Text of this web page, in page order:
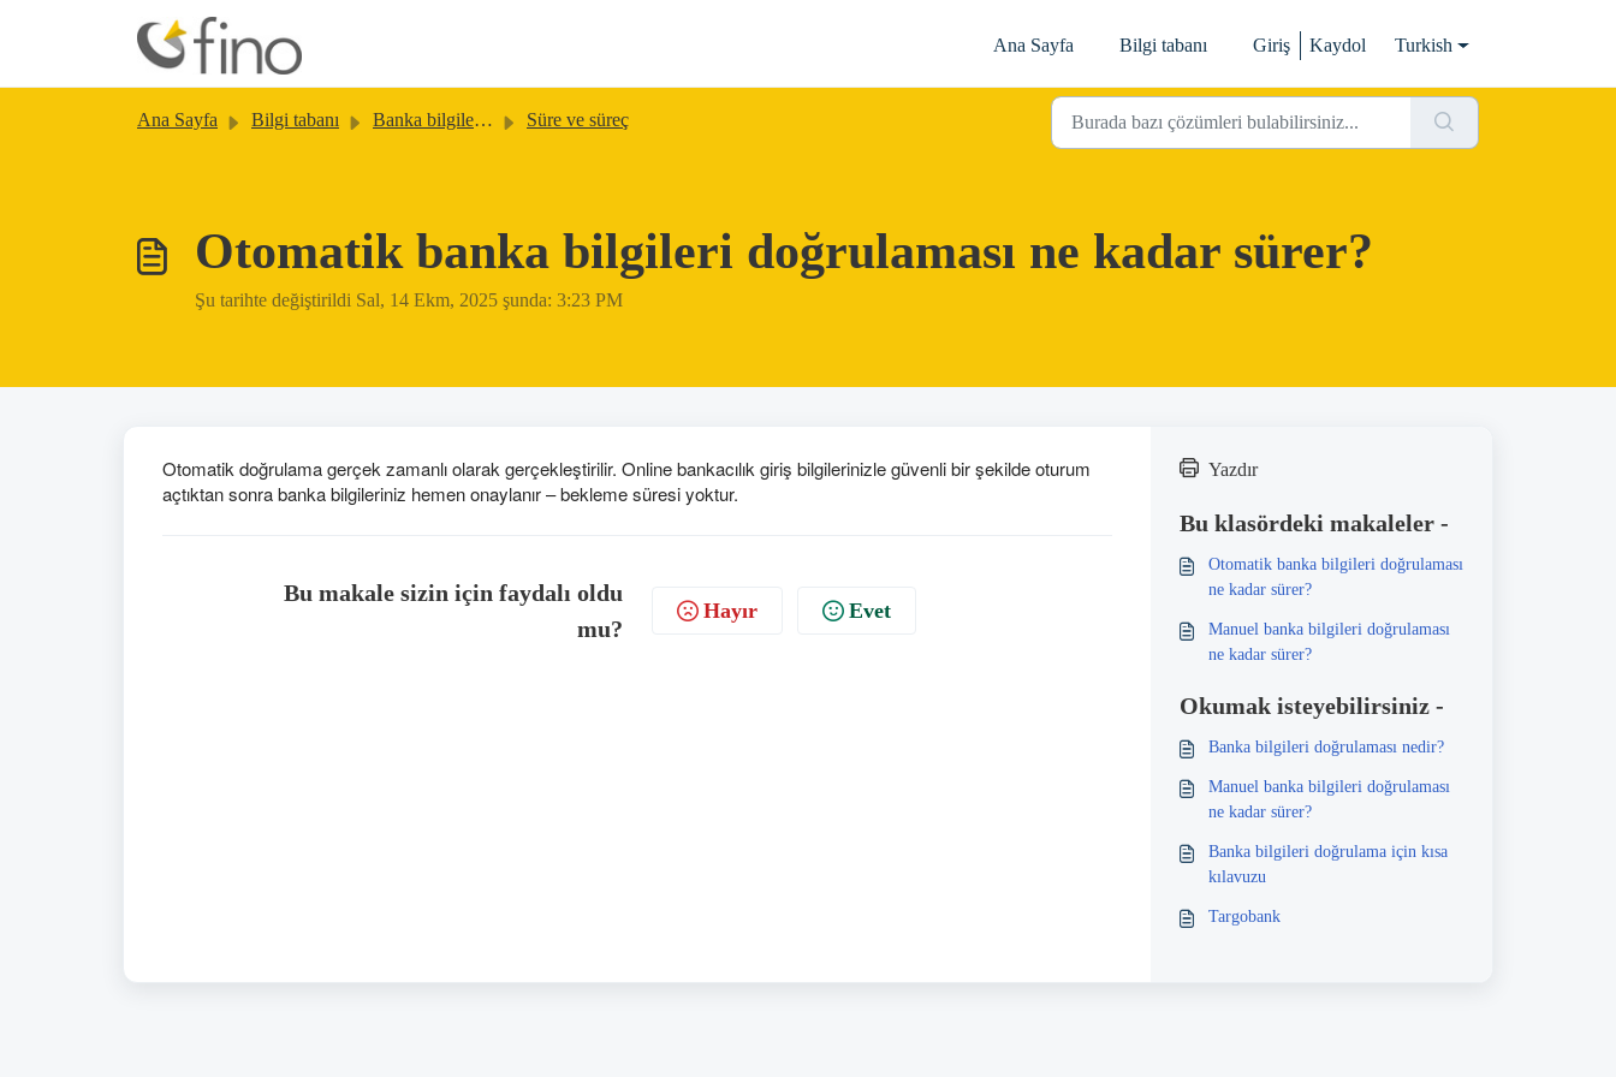
Ana Sayfa
Bilgi tabanı Giriş Kaydol Turkish
Ana Sayfa Bilgi tabanı Banka bilgileri doğrulaması Süre ve süreç
Otomatik banka bilgileri doğrulaması ne kadar sürer?
Şu tarihte değiştirildi Sal, 14 Ekm, 2025 şunda: 3:23 PM
Otomatik doğrulama gerçek zamanlı olarak gerçekleştirilir. Online bankacılık giriş bilgilerinizle güvenli bir şekilde oturum
açtıktan sonra banka bilgileriniz hemen onaylanır – bekleme süresi yoktur.
Bu makale sizin için faydalı oldu
mu?
Hayır Evet
Yazdır
Bu klasördeki makaleler -
Otomatik banka bilgileri doğrulaması
ne kadar sürer?
Manuel banka bilgileri doğrulaması
ne kadar sürer?
Okumak isteyebilirsiniz -
Banka bilgileri doğrulaması nedir?
Manuel banka bilgileri doğrulaması
ne kadar sürer?
Banka bilgileri doğrulama için kısa
kılavuzu
Targobank